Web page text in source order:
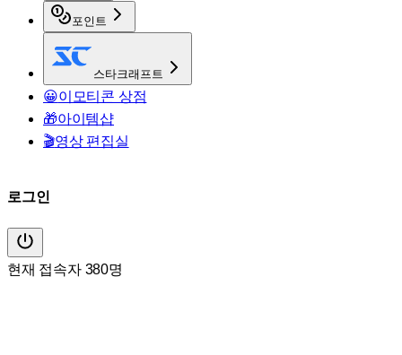
포인트
스타크래프트
😀이모티콘 상점
🎁아이템샵
🎬영상 편집실
로그인
현재 접속자 380명